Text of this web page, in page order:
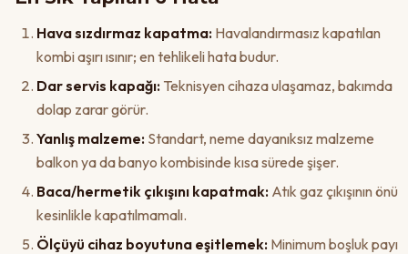
Hava sızdırmaz kapatma: Havalandırmasız kapatılan
kombi aşırı ısınır; en tehlikeli hata budur.
Dar servis kapağı: Teknisyen cihaza ulaşamaz, bakımda
dolap zarar görür.
Yanlış malzeme: Standart, neme dayanıksız malzeme
balkon ya da banyo kombisinde kısa sürede şişer.
Baca/hermetik çıkışını kapatmak: Atık gaz çıkışının önü
kesinlikle kapatılmamalı.
Ölçüyü cihaz boyutuna eşitlemek: Minimum boşluk payı